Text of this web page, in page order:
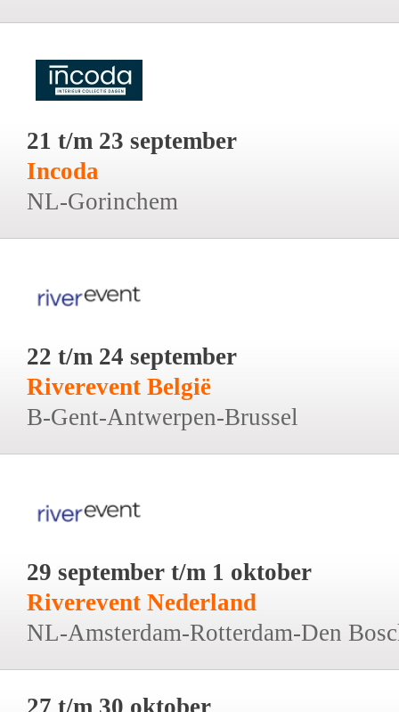
21 t/m 23 september
Incoda
NL-Gorinchem
22 t/m 24 september
Riverevent België
B-Gent-Antwerpen-Brussel
29 september t/m 1 oktober
Riverevent Nederland
NL-Amsterdam-Rotterdam-Den
27 t/m 30 oktober